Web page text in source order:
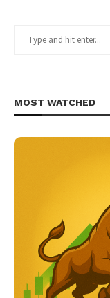
MOST WATCHED